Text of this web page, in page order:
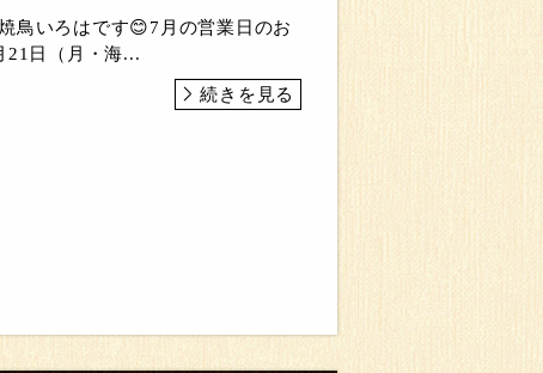
鳥いろはです😊7月の営業日のお
21日（月・海...
続きを見る